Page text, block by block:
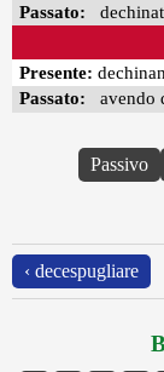
Passato:
Presente:
Passato: avendo
Passivo
‹ decespugliare